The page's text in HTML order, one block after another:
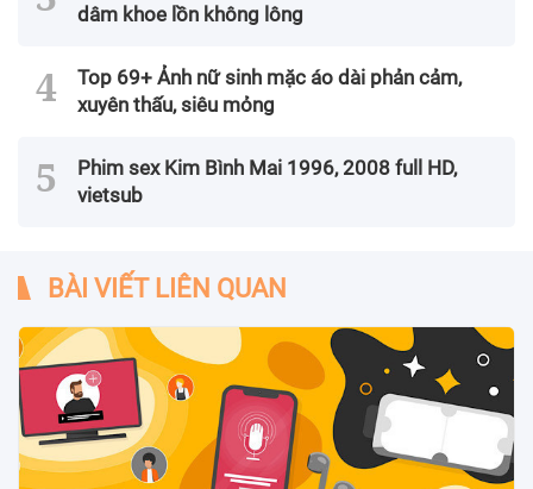
dâm khoe lồn không lông
Top 69+ Ảnh nữ sinh mặc áo dài phản cảm,
xuyên thấu, siêu mỏng
Phim sex Kim Bình Mai 1996, 2008 full HD,
vietsub
BÀI VIẾT LIÊN QUAN